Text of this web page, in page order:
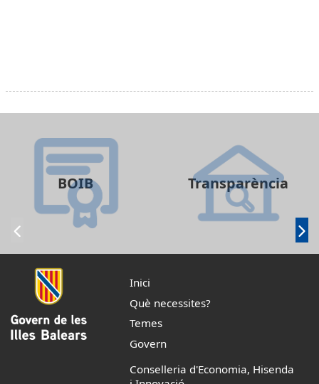
BOIB Transparència
Inici
Què necessites?
Temes
Govern
Conselleria d'Economia, Hisenda